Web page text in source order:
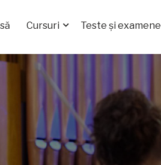
Cursuri Teste și examene